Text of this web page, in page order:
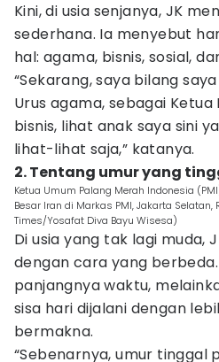
Kini, di usia senjanya, JK
sederhana. Ia menyebut
hal: agama, bisnis, sosial,
“Sekarang, saya bilang
Urus agama, sebagai Ketua
bisnis, lihat anak saya sini
lihat-lihat saja,” katanya.
2. Tentang umur yang
Ketua Umum Palang Merah Indonesia
Besar Iran di Markas PMI, Jakarta
Times/Yosafat Diva Bayu Wisesa)
Di usia yang tak lagi muda,
dengan cara yang
panjangnya waktu,
sisa hari dijalani dengan
bermakna.
“Sebenarnya, umur tinggal